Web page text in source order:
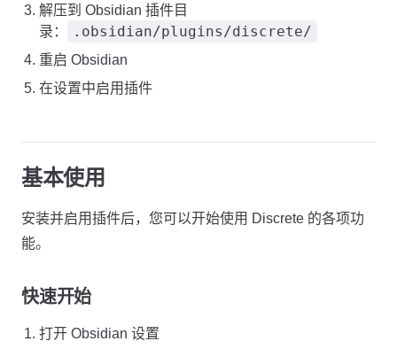
解压到 Obsidian 插件目
录：
.obsidian/plugins/discrete/
重启 Obsidian
在设置中启用插件
基本使用
安装并启用插件后，您可以开始使用 Discrete 的各项功
能。
快速开始
打开 Obsidian 设置